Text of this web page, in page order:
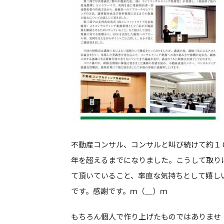
不動産コンサル、コンサルと叫び続けて約１
年を超えるまでになりました。こうして取り
て頂いていること、率直な気持ちとして嬉し
です。感謝です。ｍ（＿）ｍ
もちろん個人で作り上げたものではありませ